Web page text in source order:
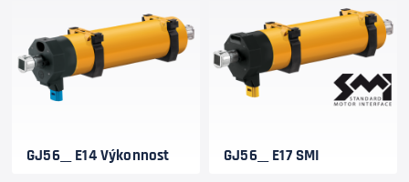
GJ56__ E14 Výkonnost GJ56__ E17 SMI